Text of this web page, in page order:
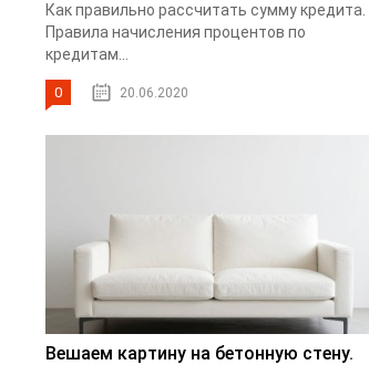
Как правильно рассчитать сумму кредита.
Правила начисления процентов по
кредитам...
0 20.06.2020
Вешаем картину на бетонную стену.